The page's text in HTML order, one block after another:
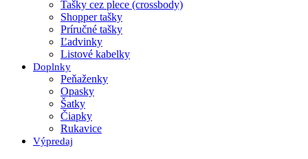
Tašky cez plece (crossbody)
Shopper tašky
Príručné tašky
Ľadvinky
Listové kabelky
Doplnky
Peňaženky
Opasky
Šatky
Čiapky
Rukavice
Výpredaj